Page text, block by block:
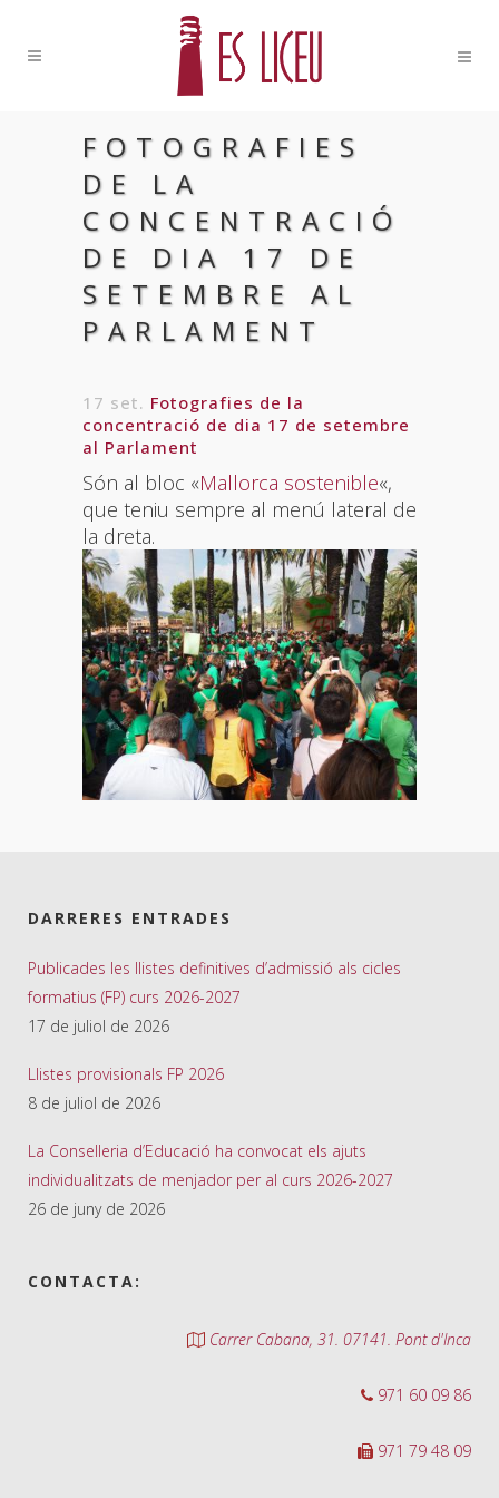
FOTOGRAFIES
DE LA
CONCENTRACIÓ
DE DIA 17 DE
SETEMBRE AL
PARLAMENT
17 set. Fotografies de la
concentració de dia 17 de setembre
al Parlament
Són al bloc «Mallorca sostenible«,
que teniu sempre al menú lateral de
la dreta.
DARRERES ENTRADES
Publicades les llistes definitives d’admissió als cicles
formatius (FP) curs 2026-2027
17 de juliol de 2026
Llistes provisionals FP 2026
8 de juliol de 2026
La Conselleria d’Educació ha convocat els ajuts
individualitzats de menjador per al curs 2026-2027
26 de juny de 2026
CONTACTA:
Carrer Cabana, 31. 07141. Pont d'Inca
971 60 09 86
971 79 48 09